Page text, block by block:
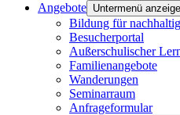
Angebote Untermenü
Bildung für
Besucherportal
Außerschulischer
Familienangebote
Wanderungen
Seminarraum
Anfrageformular